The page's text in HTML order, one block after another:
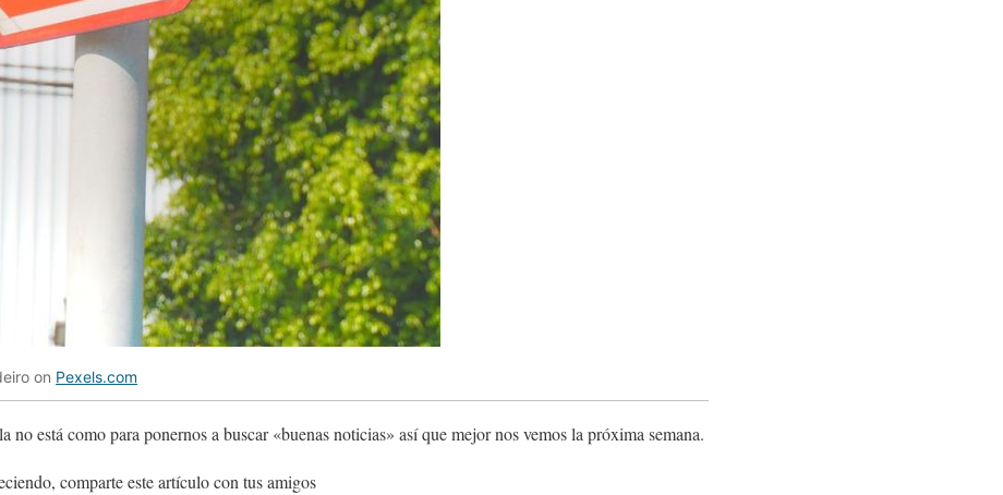
on Pexels.com
no está como para ponernos a buscar «buenas noticias» así que mejor nos vemos la próxima semana.
comparte este artículo con tus amigos